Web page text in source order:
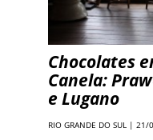
Chocolates
Canela:
e Lugano
RIO GRANDE DO SUL | 21/